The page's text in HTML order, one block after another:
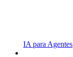
IA para Agentes